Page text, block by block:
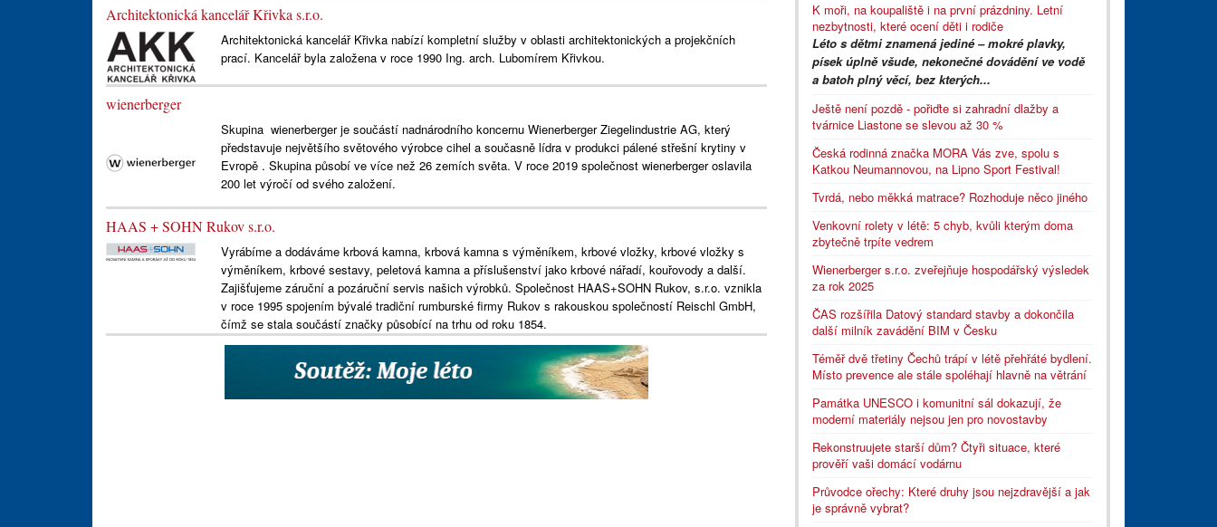
Architektonická kancelář Křivka s.r.o.
Architektonická kancelář Křivka nabízí kompletní služby v oblasti architektonických a projekčních
prací. Kancelář byla založena v roce 1990 Ing. arch. Lubomírem Křivkou.
wienerberger
Skupina wienerberger je součástí nadnárodního koncernu Wienerberger Ziegelindustrie AG, který
představuje největšího světového výrobce cihel a současně lídra v produkci pálené střešní krytiny v
Evropě . Skupina působí ve více než 26 zemích světa. V roce 2019 společnost wienerberger oslavila
200 let výročí od svého založení.
HAAS + SOHN Rukov s.r.o.
Vyrábíme a dodáváme krbová kamna, krbová kamna s výměníkem, krbové vložky, krbové vložky s
výměníkem, krbové sestavy, peletová kamna a příslušenství jako krbové nářadí, kouřovody a další.
Zajišťujeme záruční a pozáruční servis našich výrobků. Společnost HAAS+SOHN Rukov, s.r.o. vznikla
v roce 1995 spojením bývalé tradiční rumburské firmy Rukov s rakouskou společností Reischl GmbH,
čímž se stala součástí značky působící na trhu od roku 1854.
K moři, na koupaliště i na první prázdniny. Letní
nezbytnosti, které ocení děti i rodiče
Léto s dětmi znamená jediné – mokré plavky,
písek úplně všude, nekonečné dovádění ve vodě
a batoh plný věcí, bez kterých...
Ještě není pozdě - pořiďte si zahradní dlažby a
tvárnice Liastone se slevou až 30 %
Česká rodinná značka MORA Vás zve, spolu s
Katkou Neumannovou, na Lipno Sport Festival!
Tvrdá, nebo měkká matrace? Rozhoduje něco jiného
Venkovní rolety v létě: 5 chyb, kvůli kterým doma
zbytečně trpíte vedrem
Wienerberger s.r.o. zveřejňuje hospodářský výsledek
za rok 2025
ČAS rozšířila Datový standard stavby a dokončila
další milník zavádění BIM v Česku
Téměř dvě třetiny Čechů trápí v létě přehřáté bydlení.
Místo prevence ale stále spoléhají hlavně na větrání
Památka UNESCO i komunitní sál dokazují, že
moderní materiály nejsou jen pro novostavby
Rekonstruujete starší dům? Čtyři situace, které
prověří vaši domácí vodárnu
Průvodce ořechy: Které druhy jsou nejzdravější a jak
je správně vybrat?